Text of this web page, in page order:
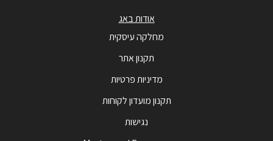
אודות באג
מחלקה עיסקית
תקנון אתר
מדיניות פרטיות
תקנון מועדון לקוחות
נגישות